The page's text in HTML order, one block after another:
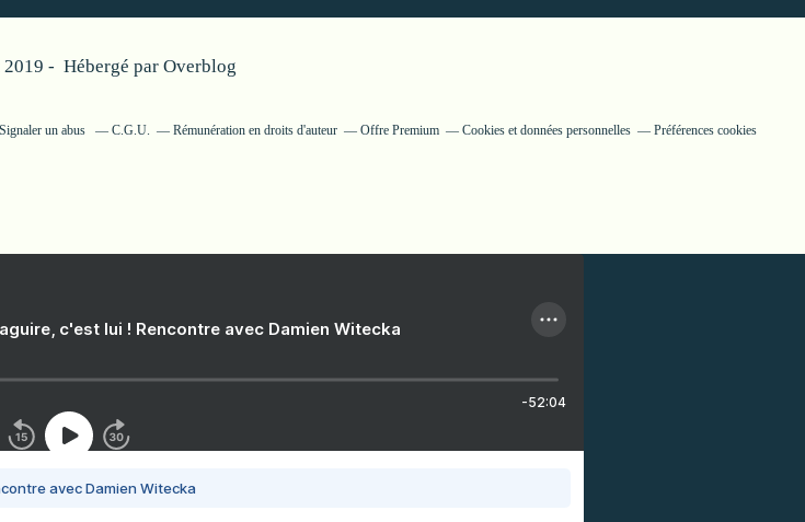
- Hébergé par Overblog
Signaler un abus C.G.U. Rémunération en droits d'auteur Offre Premium Cookies et données personnelles Préférences cookies
c'est lui ! Rencontre avec Damien Witecka
-52:04
avec Damien Witecka